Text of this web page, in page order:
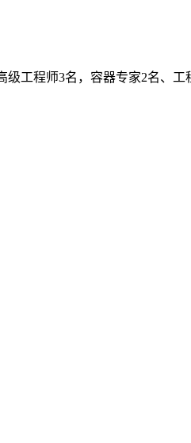
工程师3名，容器专家2名、